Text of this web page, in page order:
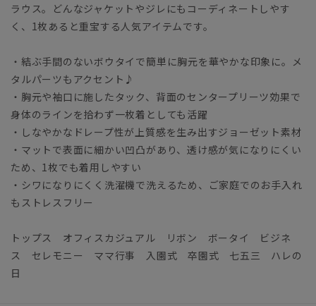
ラウス。どんなジャケットやジレにもコーディネートしやす
く、1枚あると重宝する人気アイテムです。
・結ぶ手間のないボウタイで簡単に胸元を華やかな印象に。メ
タルパーツもアクセント♪
・胸元や袖口に施したタック、背面のセンタープリーツ効果で
身体のラインを拾わず一枚着としても活躍
・しなやかなドレープ性が上質感を生み出すジョーゼット素材
・マットで表面に細かい凹凸があり、透け感が気になりにくい
ため、1枚でも着用しやすい
・シワになりにくく洗濯機で洗えるため、ご家庭でのお手入れ
もストレスフリー
トップス オフィスカジュアル リボン ボータイ ビジネ
ス セレモニー ママ行事 入園式 卒園式 七五三 ハレの
日